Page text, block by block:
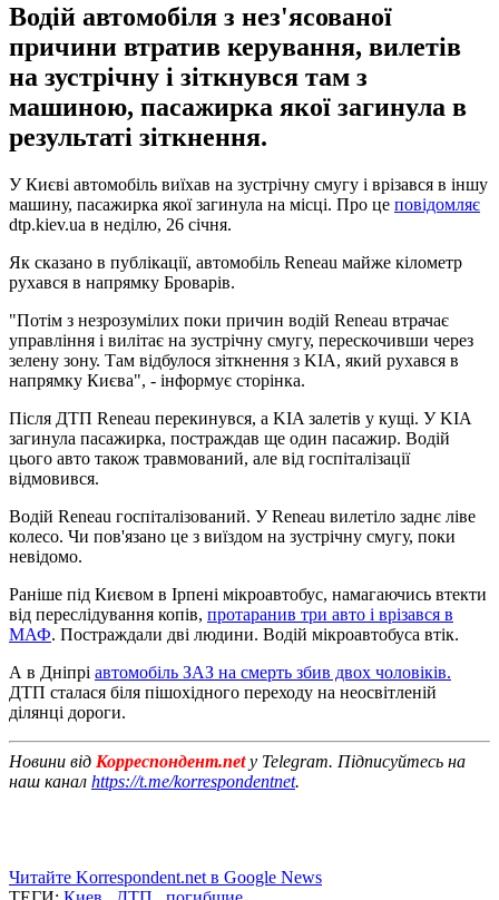
Водій автомобіля з нез'ясованої
причини втратив керування, вилетів
на зустрічну і зіткнувся там з
машиною, пасажирка якої загинула в
результаті зіткнення.
У Києві автомобіль виїхав на зустрічну смугу і врізався в іншу
машину, пасажирка якої загинула на місці. Про це повідомляє
dtp.kiev.ua в неділю, 26 січня.
Як сказано в публікації, автомобіль Reneau майже кілометр
рухався в напрямку Броварів.
"Потім з незрозумілих поки причин водій Reneau втрачає
управління і вилітає на зустрічну смугу, перескочивши через
зелену зону. Там відбулося зіткнення з KIA, який рухався в
напрямку Києва", - інформує сторінка.
Після ДТП Reneau перекинувся, а KIA залетів у кущі. У KIA
загинула пасажирка, постраждав ще один пасажир. Водій
цього авто також травмований, але від госпіталізації
відмовився.
Водій Reneau госпіталізований. У Reneau вилетіло заднє ліве
колесо. Чи пов'язано це з виїздом на зустрічну смугу, поки
невідомо.
Раніше під Києвом в Ірпені мікроавтобус, намагаючись втекти
від переслідування копів, протаранив три авто і врізався в
МАФ. Постраждали дві людини. Водій мікроавтобуса втік.
А в Дніпрі автомобіль ЗАЗ на смерть збив двох чоловіків.
ДТП сталася біля пішохідного переходу на неосвітленій
ділянці дороги.
Новини від Корреспондент.net у Telegram. Підписуйтесь на
наш канал https://t.me/korrespondentnet.
Читайте Korrespondent.net в Google News